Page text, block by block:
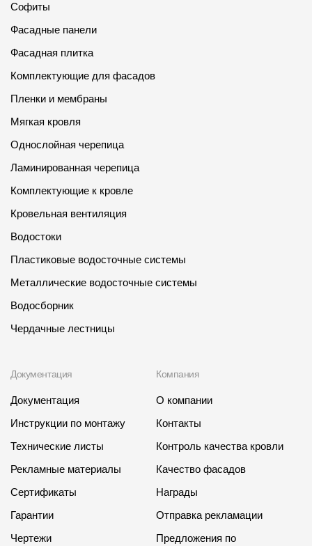
Софиты
Фасадные панели
Фасадная плитка
Комплектующие для фасадов
Пленки и мембраны
Мягкая кровля
Однослойная черепица
Ламинированная черепица
Комплектующие к кровле
Кровельная вентиляция
Водостоки
Пластиковые водосточные системы
Металлические водосточные системы
Водосборник
Чердачные лестницы
Документация
Документация
Инструкции по монтажу
Технические листы
Рекламные материалы
Сертификаты
Гарантии
Чертежи
Компания
О компании
Контакты
Контроль качества кровли
Качество фасадов
Награды
Отправка рекламации
Предложения по